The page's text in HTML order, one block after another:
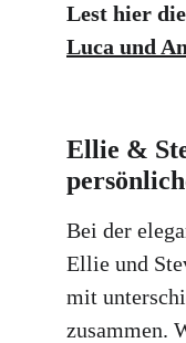
Lest hier
Luca und
Ellie &
Bei der
Ellie und
mit
zusammen.